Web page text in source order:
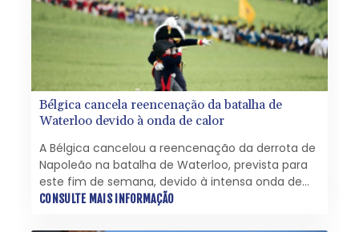
Bélgica cancela reencenação da batalha de
Waterloo devido à onda de calor
A Bélgica cancelou a reencenação da derrota de
Napoleão na batalha de Waterloo, prevista para
este fim de semana, devido à intensa onda de
calor que afeta o país.
CONSULTE MAIS INFORMAÇÃO